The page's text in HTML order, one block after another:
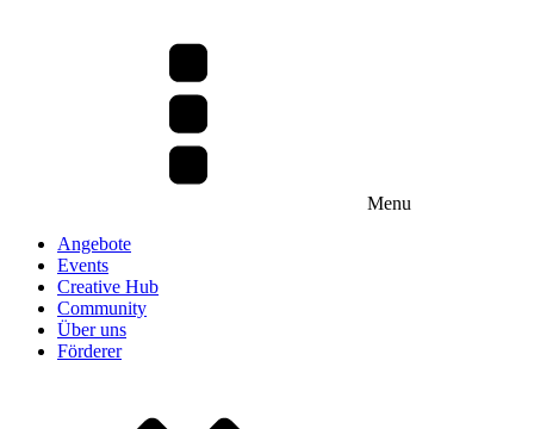
Menu
Angebote
Events
Creative Hub
Community
Über uns
Förderer